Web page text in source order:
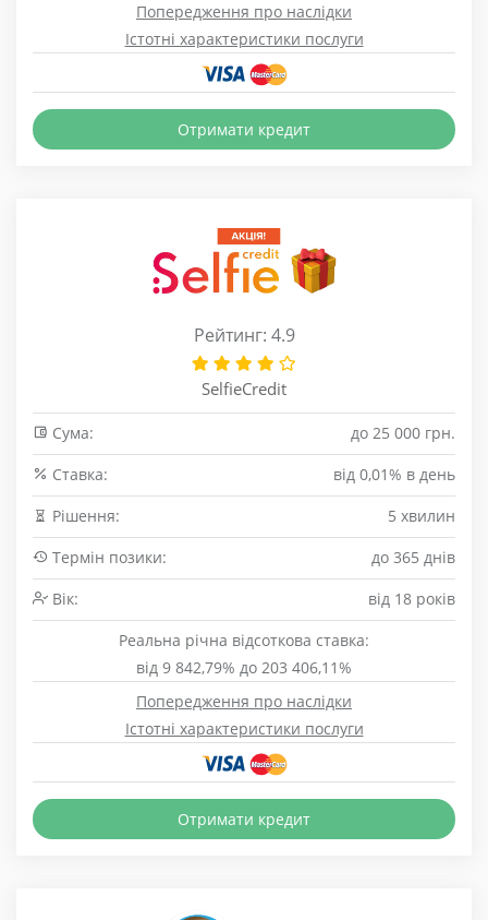
Попередження про наслідки
Істотні характеристики послуги
Отримати кредит
Рейтинг: 4.9
SelfieCredit
Сума:
до 25 000 грн.
Cтавка:
від 0,01% в день
Рішення:
5 хвилин
Термін позики:
до 365 днів
Вік:
від 18 років
Реальна річна відсоткова ставка:
від 9 842,79% до 203 406,11%
Попередження про наслідки
Істотні характеристики послуги
Отримати кредит